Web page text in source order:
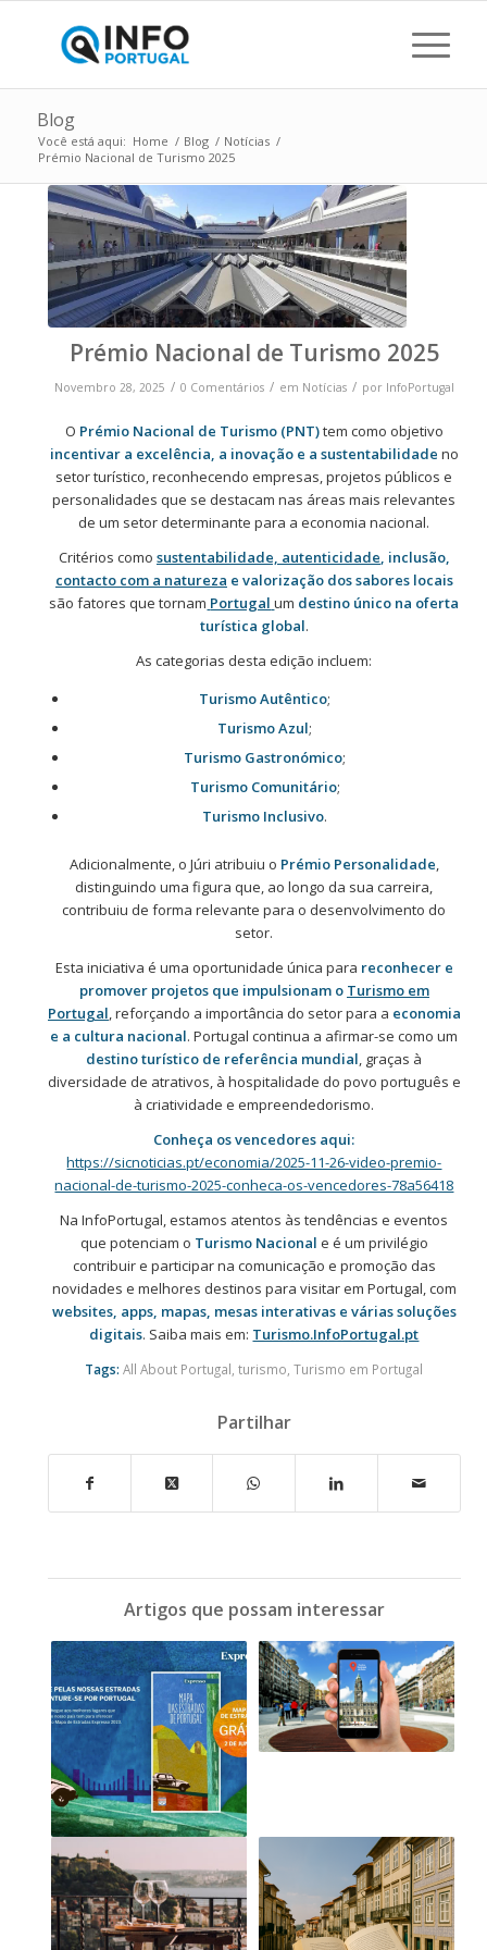
Blog
Você está aqui: Home / Blog / Notícias /
Prémio Nacional de Turismo 2025
Prémio Nacional de Turismo 2025
Novembro 28, 2025 / 0 Comentários / em Notícias / por InfoPortugal
O Prémio Nacional de Turismo (PNT)tem como objetivo
incentivar a excelência, a inovação e a sustentabilidade no
setor turístico, reconhecendo empresas, projetos públicos e
personalidades que se destacam nas áreas mais relevantes
de um setor determinante para a economia nacional.
Critérios como sustentabilidade, autenticidade, inclusão,
contacto com a natureza e valorização dos sabores locais
são fatores que tornam Portugal um destino único na oferta
turística global.
As categorias desta edição incluem:
Turismo Autêntico;
Turismo Azul;
Turismo Gastronómico;
Turismo Comunitário;
Turismo Inclusivo.
Adicionalmente, o Júri atribuiu o Prémio Personalidade,
distinguindo uma figura que, ao longo da sua carreira,
contribuiu de forma relevante para o desenvolvimento do
setor.
Esta iniciativa é uma oportunidade única para reconhecer e
promover projetos que impulsionam o Turismo em
Portugal, reforçando a importância do setor para a economia
e a cultura nacional. Portugal continua a afirmar-se como um
destino turístico de referência mundial, graças à
diversidade de atrativos, à hospitalidade do povo português e
à criatividade e empreendedorismo.
Conheça os vencedores aqui:
https://sicnoticias.pt/economia/2025-11-26-video-premio-
nacional-de-turismo-2025-conheca-os-vencedores-78a56418
Na InfoPortugal, estamos atentos às tendências e eventos
que potenciam o Turismo Nacional e é um privilégio
contribuir e participar na comunicação e promoção das
novidades e melhores destinos para visitar em Portugal, com
websites, apps, mapas, mesas interativas e várias soluções
digitais. Saiba mais em: Turismo.InfoPortugal.pt
Tags: All About Portugal,turismo,Turismo em Portugal
Partilhar
Artigos que possam interessar